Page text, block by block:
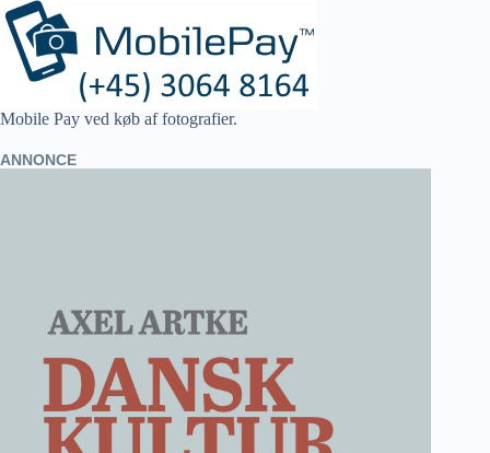
Mobile Pay ved køb af fotografier.
ANNONCE